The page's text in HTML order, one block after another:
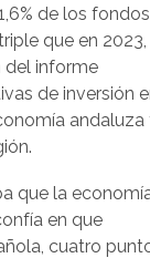
de los
que en
del informe
de inversión
andaluza
que la
en que
cuatro